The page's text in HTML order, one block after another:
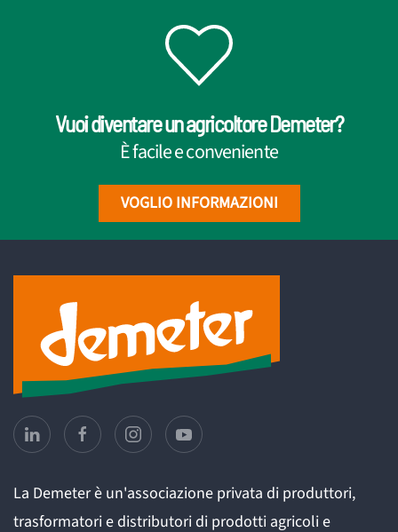
Vuoi diventare un agricoltore Demeter?
È facile e conveniente
VOGLIO INFORMAZIONI
La Demeter è un'associazione privata di produttori,
trasformatori e distributori di prodotti agricoli e